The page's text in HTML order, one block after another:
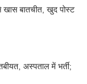
खास बातचीत, खुद पोस्ट
अस्पताल में भर्ती;